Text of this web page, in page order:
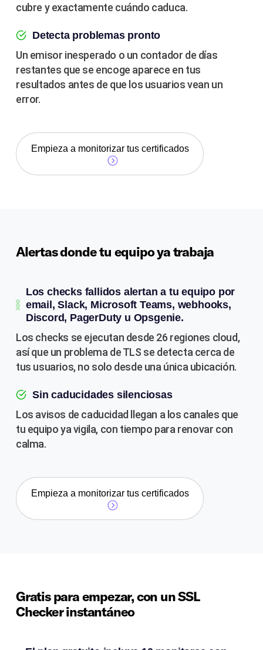
cubre y exactamente cuándo caduca.
Detecta problemas pronto
Un emisor inesperado o un contador de días
restantes que se encoge aparece en tus
resultados antes de que los usuarios vean un
error.
Empieza a monitorizar tus certificados
Alertas donde tu equipo ya trabaja
Los checks fallidos alertan a tu equipo por
email, Slack, Microsoft Teams, webhooks,
Discord, PagerDuty u Opsgenie.
Los checks se ejecutan desde 26 regiones cloud,
así que un problema de TLS se detecta cerca de
tus usuarios, no solo desde una única ubicación.
Sin caducidades silenciosas
Los avisos de caducidad llegan a los canales que
tu equipo ya vigila, con tiempo para renovar con
calma.
Empieza a monitorizar tus certificados
Gratis para empezar, con un SSL
Checker instantáneo